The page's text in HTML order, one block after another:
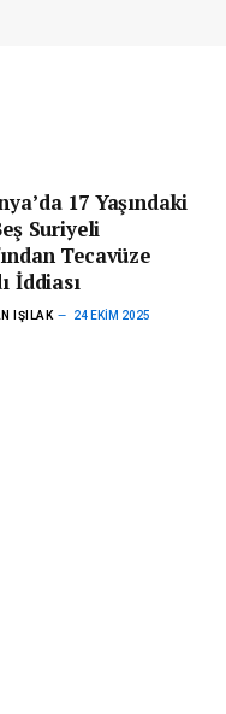
17 Yaşındaki
Suriyeli
Tecavüze
İddiası
IŞILAK 24 EKIM 2025